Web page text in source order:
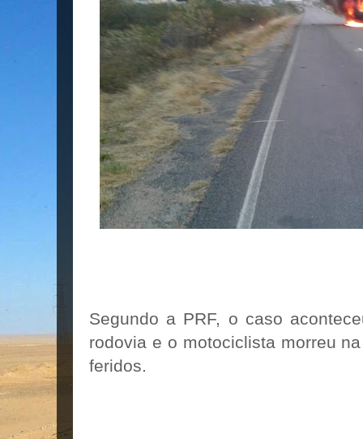
Segundo a PRF, o caso
rodovia e o motociclista morreu
feridos.